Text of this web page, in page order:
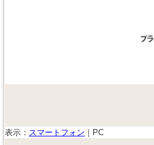
表示： スマートフォン ｜ PC